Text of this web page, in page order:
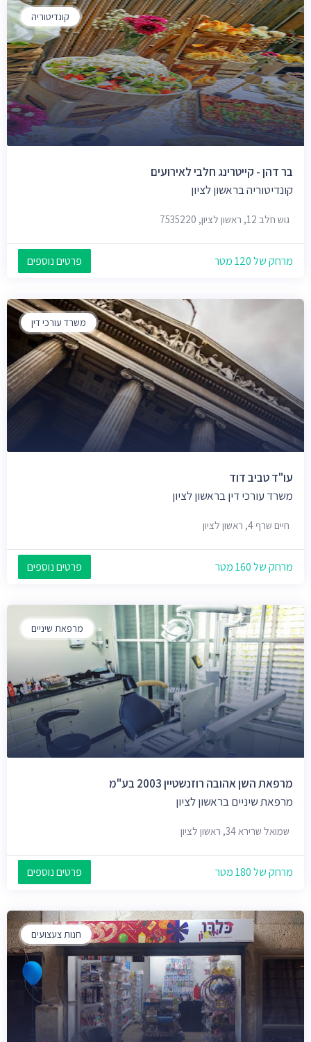
קונדיטוריה
בר דהן - קייטרינג חלבי לאירועים
קונדיטוריה בראשון לציון
גוש חלב 12, ראשון לציון, 7535220
מרחק של 120 מטר פרטים נוספים
משרד עורכי דין
עו"ד טביב דוד
משרד עורכי דין בראשון לציון
חיים שרף 4, ראשון לציון
מרחק של 160 מטר פרטים נוספים
מרפאת שיניים
מרפאת השן אהובה רוזנשטיין 2003 בע"מ
מרפאת שיניים בראשון לציון
שמואל שרירא 34, ראשון לציון
מרחק של 180 מטר פרטים נוספים
חנות צעצועים